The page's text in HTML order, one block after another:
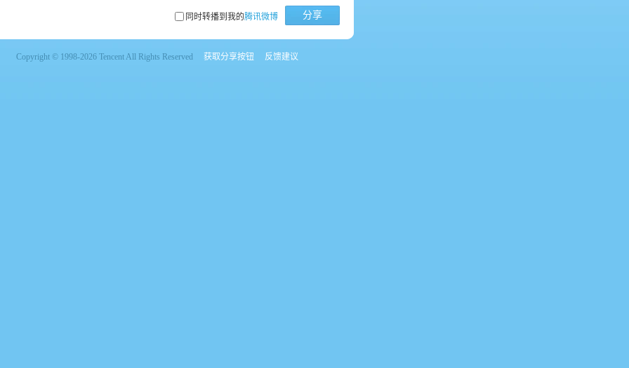
同时转播到我的腾讯微博 分享
Copyright © 1998-2026 Tencent All Rights Reserved 获取分享按钮 反馈建议